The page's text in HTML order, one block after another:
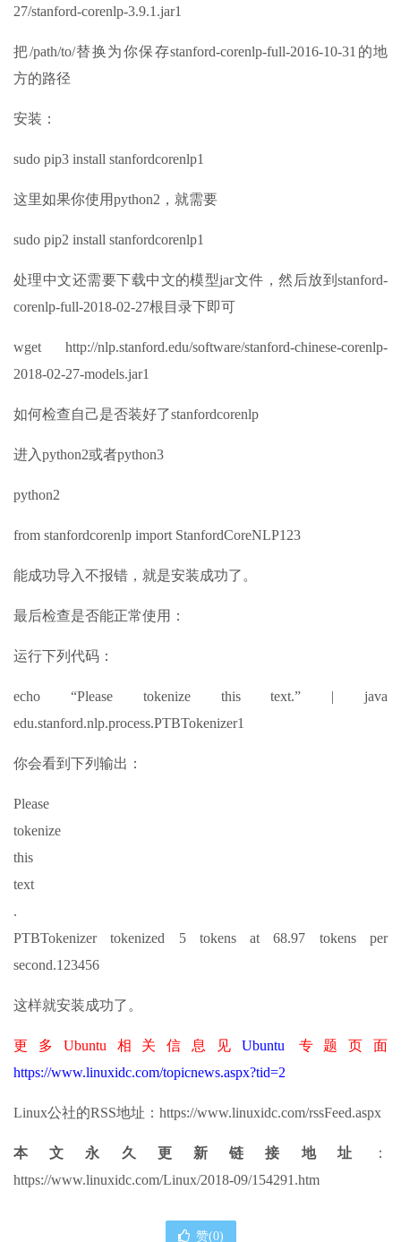
27/stanford-corenlp-3.9.1.jar1
把/path/to/替换为你保存stanford-corenlp-full-2016-10-31的地
方的路径
安装：
sudo pip3 install stanfordcorenlp1
这里如果你使用python2，就需要
sudo pip2 install stanfordcorenlp1
处理中文还需要下载中文的模型jar文件，然后放到stanford-
corenlp-full-2018-02-27根目录下即可
wget http://nlp.stanford.edu/software/stanford-chinese-corenlp-
2018-02-27-models.jar1
如何检查自己是否装好了stanfordcorenlp
进入python2或者python3
python2
from stanfordcorenlp import StanfordCoreNLP123
能成功导入不报错，就是安装成功了。
最后检查是否能正常使用：
运行下列代码：
echo “Please tokenize this text.” | java
edu.stanford.nlp.process.PTBTokenizer1
你会看到下列输出：
Please
tokenize
this
text
.
PTBTokenizer tokenized 5 tokens at 68.97 tokens per
second.123456
这样就安装成功了。
更多Ubuntu相关信息见 Ubuntu 专题页面
https://www.linuxidc.com/topicnews.aspx?tid=2
Linux公社的RSS地址：https://www.linuxidc.com/rssFeed.aspx
本文永久更新链接地址
：
https://www.linuxidc.com/Linux/2018-09/154291.htm
赞(0)